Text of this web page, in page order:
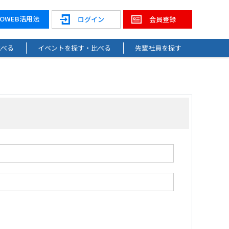
会員登録
ログイン
活用法
る イベントを探す・比べる 先輩社員を探す